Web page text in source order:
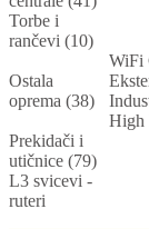
Torbe i
rančevi (10)
Ostala
oprema (38)
WiFi
High
Prekidači i
utičnice (79)
L3 svicevi -
ruteri